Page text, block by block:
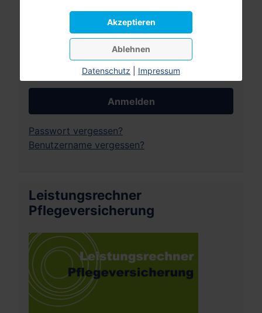
Passwort
Angemeldet bleiben
Anmelden
Passwort vergessen?
Benutzername vergessen?
Leistungsrechner
Pflegeversicherung
Akzeptieren
Ablehnen
Datenschutz Impressum